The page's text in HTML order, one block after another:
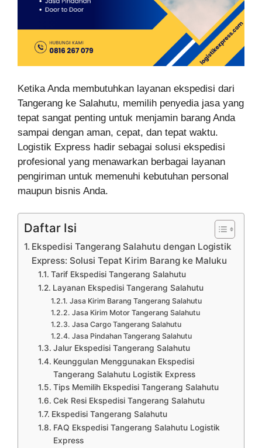
Ketika Anda membutuhkan layanan ekspedisi dari
Tangerang ke Salahutu, memilih penyedia jasa yang
tepat sangat penting untuk menjamin barang Anda
sampai dengan aman, cepat, dan tepat waktu.
Logistik Express hadir sebagai solusi ekspedisi
profesional yang menawarkan berbagai layanan
pengiriman untuk memenuhi kebutuhan personal
maupun bisnis Anda.
Daftar Isi
Ekspedisi Tangerang Salahutu dengan Logistik
Express: Solusi Tepat Kirim Barang ke Maluku
Tarif Ekspedisi Tangerang Salahutu
Layanan Ekspedisi Tangerang Salahutu
Jasa Kirim Barang Tangerang Salahutu
Jasa Kirim Motor Tangerang Salahutu
Jasa Cargo Tangerang Salahutu
Jasa Pindahan Tangerang Salahutu
Jalur Ekspedisi Tangerang Salahutu
Keunggulan Menggunakan Ekspedisi
Tangerang Salahutu Logistik Express
Tips Memilih Ekspedisi Tangerang Salahutu
Cek Resi Ekspedisi Tangerang Salahutu
Ekspedisi Tangerang Salahutu
FAQ Ekspedisi Tangerang Salahutu Logistik
Express